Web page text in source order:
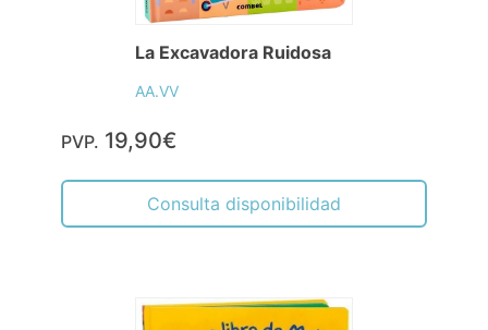
La Excavadora Ruidosa
AA.VV
PVP. 19,90€
Consulta disponibilidad